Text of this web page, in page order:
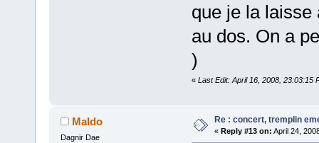
que je la laisse
au dos. On a
)
« Last Edit: April 16, 2008, 23:03:15
Maldo
Dagnir Dae
Re : concert, tremplin
« Reply #13 on: April 24,